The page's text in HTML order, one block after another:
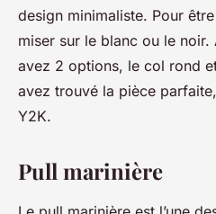
design minimaliste. Pour
miser sur le blanc ou le
avez 2 options, le col rond
avez trouvé la pièce
Y2K.
Pull marinière